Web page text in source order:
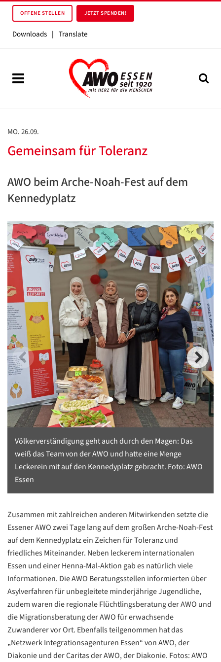
OFFENE STELLEN JETZT SPENDEN!
Downloads | Translate
MO. 26.09.
Gemeinsam für Toleranz
AWO beim Arche-Noah-Fest auf dem
Kennedyplatz
Völkerverständigung geht auch durch den Magen: Das
weiß das Team von der AWO und hatte eine Menge
Leckerein mit auf den Kennedyplatz gebracht. Foto: AWO
Essen
Zusammen mit zahlreichen anderen Mitwirkenden setzte die
Essener AWO zwei Tage lang auf dem großen Arche-Noah-Fest
auf dem Kennedyplatz ein Zeichen für Toleranz und
friedliches Miteinander. Neben leckerem internationalen
Essen und einer Henna-Mal-Aktion gab es natürlich viele
Informationen. Die AWO Beratungsstellen informierten über
Asylverfahren für unbegleitete minderjährige Jugendliche,
zudem waren die regionale Flüchtlingsberatung der AWO und
die Migrationsberatung der AWO für erwachsende
Zuwanderer vor Ort. Ebenfalls teilgenommen hat das
„Netzwerk Integrationsagenturen Essen“ von AWO, der
Diakonie und der Caritas der AWO, der Diakonie. Fotos: AWO
Datenschutzerklärung
Datenschutzerklärung